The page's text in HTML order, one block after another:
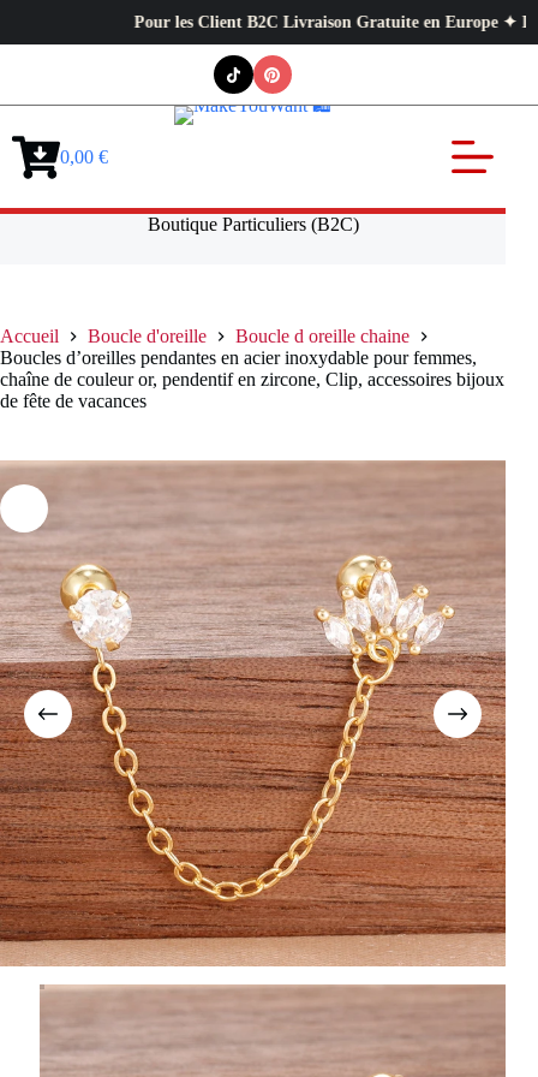
Pour les Client B2C Livraison Gratuite en Europe ✦
Panier0,00 €
Boutique Particuliers (B2C)
Accueil Boucle d'oreille
Boucle d oreille chaine
Boucles d’oreilles pendantes en acier inoxydable pour femmes,
chaîne de couleur or, pendentif en zircone, Clip, accessoires bijoux
de fête de vacances